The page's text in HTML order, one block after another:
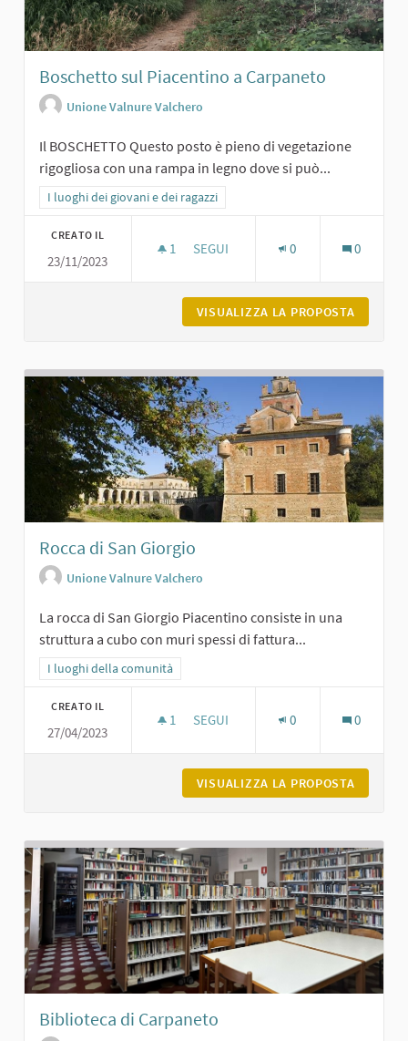
Boschetto sul Piacentino a Carpaneto
Unione Valnure Valchero
Il BOSCHETTO Questo posto è pieno di vegetazione
rigogliosa con una rampa in legno dove si può...
Filtra i risultati per categoria: I luoghi dei giovani e dei ragazzi
I luoghi dei giovani e dei ragazzi
CREATO IL
23/11/2023
1 1 SOSTENITORI
SEGUI 0 0
VISUALIZZA LA PROPOSTA
Rocca di San Giorgio
Unione Valnure Valchero
La rocca di San Giorgio Piacentino consiste in una
struttura a cubo con muri spessi di fattura...
Filtra i risultati per categoria: I luoghi della comunità
I luoghi della comunità
CREATO IL
27/04/2023
1 1 SOSTENITORI
SEGUI 0 0
VISUALIZZA LA PROPOSTA
Biblioteca di Carpaneto